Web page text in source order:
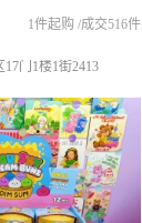
成交516件
1件起购 /
门1楼1街2413